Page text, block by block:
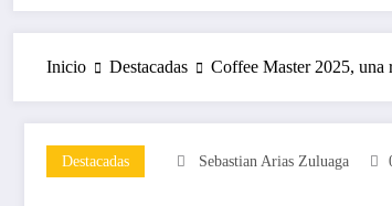
Inicio Destacadas Coffee Master 2025, una
Destacadas Sebastian Arias Zuluaga